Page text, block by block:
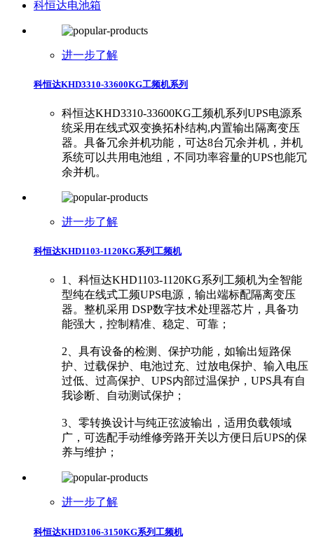
科恒达电池箱
进一步了解
科恒达KHD3310-33600KG工频机系列
科恒达KHD3310-33600KG工频机系列UPS电源系
统采用在线式双变换拓朴结构,内置输出隔离变压
器。具备冗余并机功能，可达8台冗余并机，并机
系统可以共用电池组，不同功率容量的UPS也能冗
余并机。
进一步了解
科恒达KHD1103-1120KG系列工频机
1、科恒达KHD1103-1120KG系列工频机为全智能
型纯在线式工频UPS电源，输出端标配隔离变压
器。整机采用 DSP数字技术处理器芯片，具备功
能强大，控制精准、稳定、可靠；
2、具有设备的检测、保护功能，如输出短路保
护、过载保护、电池过充、过放电保护、输入电压
过低、过高保护、UPS内部过温保护，UPS具有自
我诊断、自动测试保护；
3、零转换设计与纯正弦波输出，适用负载领域
广，可选配手动维修旁路开关以方便日后UPS的保
养与维护；
进一步了解
科恒达KHD3106-3150KG系列工频机